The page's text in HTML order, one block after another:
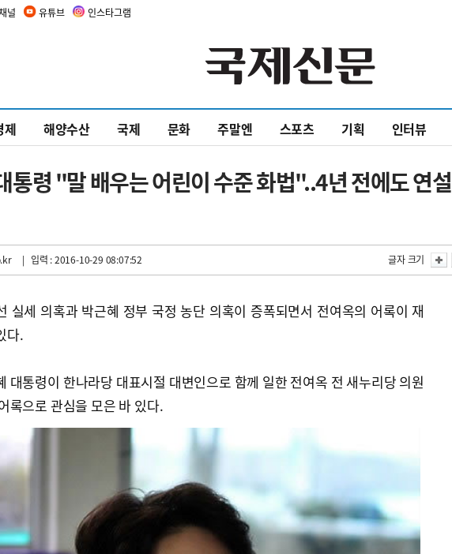
널 유튜브 인스타그램
제 해양수산 국제 문화 주말엔 스포츠 기획 인터뷰
통령 "말 배우는 어린이 수준 화법"..4년 전에도 연설
| 입력 : 2016-10-29 08:07:52 글자 크기
실세 의혹과 박근혜 정부 국정 농단 의혹이 증폭되면서 전여옥의 어록이 재
다.
대통령이 한나라당 대표시절 대변인으로 함께 일한 전여옥 전 새누리당 의원
록으로 관심을 모은 바 있다.